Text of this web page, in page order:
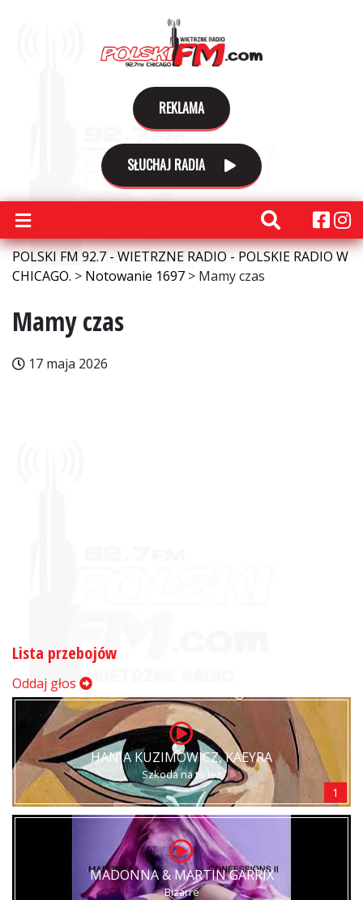
REKLAMA
SŁUCHAJ RADIA
POLSKI FM 92.7 - WIETRZNE RADIO - POLSKIE RADIO W
CHICAGO. > Notowanie 1697 > Mamy czas
Mamy czas
17 maja 2026
Lista przebojów
Oddaj głos
HANIA KUZIMOWICZ, KAEYRA
Szkoda na to łez
1
MADONNA & MARTIN GARRIX
Bizarre